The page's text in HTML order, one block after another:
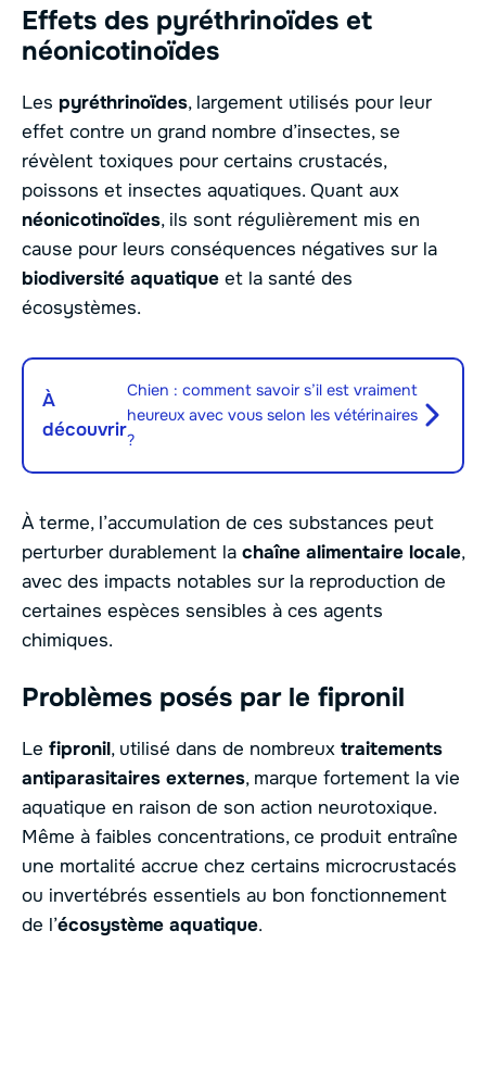
Effets des pyréthrinoïdes et
néonicotinoïdes
Les pyréthrinoïdes, largement utilisés pour leur
effet contre un grand nombre d’insectes, se
révèlent toxiques pour certains crustacés,
poissons et insectes aquatiques. Quant aux
néonicotinoïdes, ils sont régulièrement mis en
cause pour leurs conséquences négatives sur la
biodiversité aquatique et la santé des
écosystèmes.
À
découvrir
Chien : comment savoir s’il est vraiment
heureux avec vous selon les vétérinaires
?
À terme, l’accumulation de ces substances peut
perturber durablement la chaîne alimentaire locale,
avec des impacts notables sur la reproduction de
certaines espèces sensibles à ces agents
chimiques.
Problèmes posés par le fipronil
Le fipronil, utilisé dans de nombreux traitements
antiparasitaires externes, marque fortement la vie
aquatique en raison de son action neurotoxique.
Même à faibles concentrations, ce produit entraîne
une mortalité accrue chez certains microcrustacés
ou invertébrés essentiels au bon fonctionnement
de l’écosystème aquatique.